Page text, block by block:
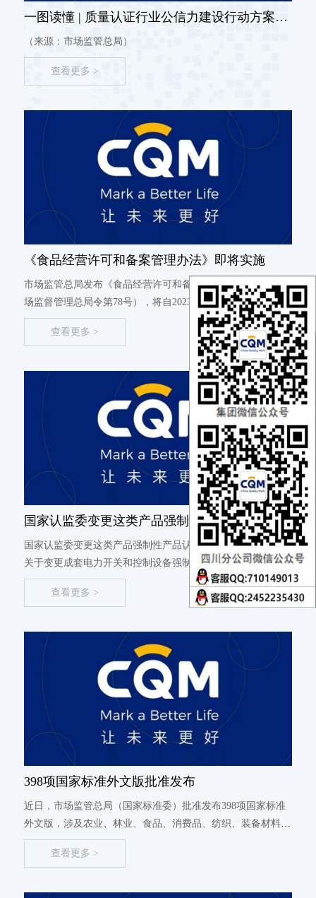
一图读懂 | 质量认证行业公信力建设行动方案
（2024—2026年）
（来源：市场监管总局）
查看更多 >
《食品经营许可和备案管理办法》即将实施
市场监管总局发布《食品经营许可和备案管理办法》（国家市
场监督管理总局令第78号），将自2023年12月1日起施行。该
办法是为了深入贯彻党中央、国务院关于深化食品经营许可改
革的决策部署，全面落实法律法规要求，统筹发展和安全，进
查看更多 >
国家认监委变更这类产品强制性产品认证依据标
准
国家认监委变更这类产品强制性产品认证依据标准国家认监委
关于变更成套电力开关和控制设备强制性产品认证依据标准的
公告GB/T 7251.2—2023《低压成套开关设备和控制设备 第2部
分：成套电力开关和控制设备》将于2024年...
查看更多 >
398项国家标准外文版批准发布
近日，市场监管总局（国家标准委）批准发布398项国家标准
外文版，涉及农业、林业、食品、消费品、纺织、装备材料、
交通物流、信息技术、社会管理、节能降碳、医药技术等领
域，将在促进贸易便利化，推动国际合作交流方面发挥积极作
查看更多 >